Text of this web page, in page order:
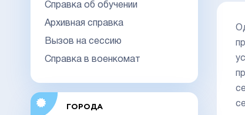
Справка об обучении
Архивная справка
Вызов на сессию
Справка в военкомат
ГОРОДА